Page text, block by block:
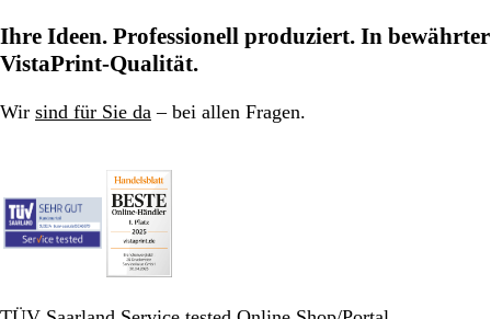
Ihre Ideen. Professionell produziert. In bewährter
VistaPrint-Qualität.
Wir sind für Sie da – bei allen Fragen.